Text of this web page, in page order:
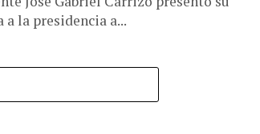
a la presidencia a...